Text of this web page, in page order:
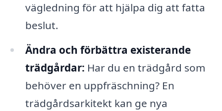
vägledning för att hjälpa dig att fatta
beslut.
Ändra och förbättra existerande
trädgårdar: Har du en trädgård som
behöver en uppfräschning? En
trädgårdsarkitekt kan ge nya